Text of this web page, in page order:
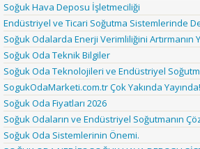
Soğuk Hava Deposu İşletmeciliği
Endüstriyel ve Ticari Soğutma Sistemlerinde
Soğuk Odalarda Enerji Verimliliğini Artırmanın
Soğuk Oda Teknik Bilgiler
Soğuk Oda Teknolojileri ve Endüstriyel
SogukOdaMarketi.com.tr Çok Yakında Yayında!
Soğuk Oda Fiyatları 2026
Soğuk Odaların ve Endüstriyel Soğutmanın
Soğuk Oda Sistemlerinin Önemi.